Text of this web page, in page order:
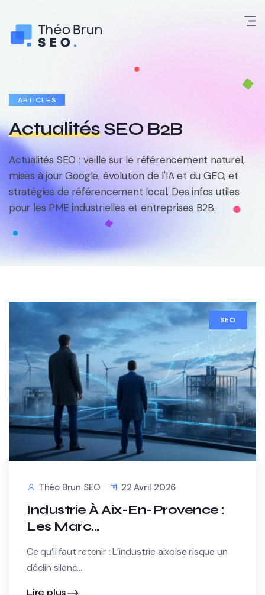
ARTICLES
ActualitésSEO B2B
Actualités SEO : veille sur le référencement naturel,
mises à jour Google, évolution de l'IA et du GEO, et
stratégies de référencement local. Des infos utiles
pour les PME industrielles et entreprises B2B.
SEO
Théo Brun SEO 22 Avril 2026
Industrie À Aix-En-Provence :
Les Marc...
Ce qu’il faut retenir : L’industrie aixoise risque un
déclin silenc...
Lire plus